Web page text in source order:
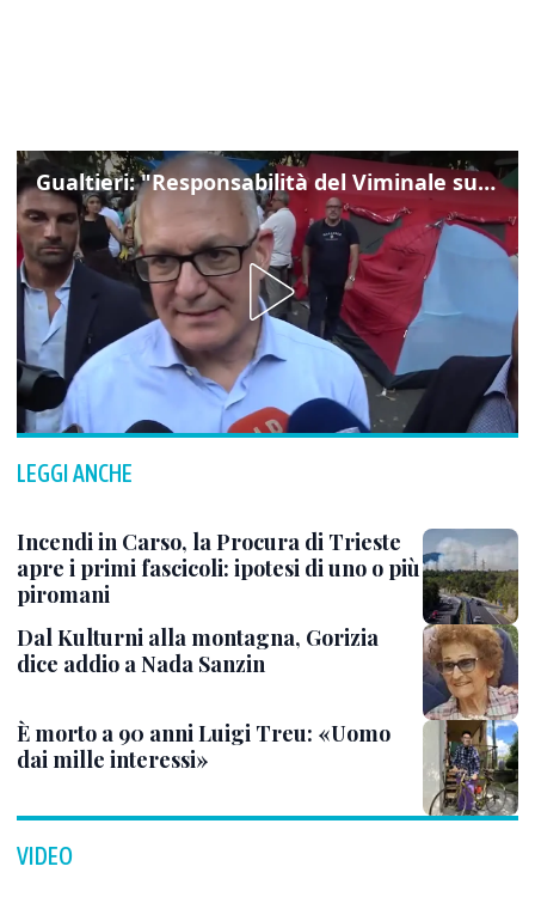
Gualtieri: "Responsabilità del Viminale su Spin Time? La posizione dei partiti è nota"
LEGGI ANCHE
Incendi in Carso, la Procura di Trieste
apre i primi fascicoli: ipotesi di uno o più
piromani
Dal Kulturni alla montagna, Gorizia
dice addio a Nada Sanzin
È morto a 90 anni Luigi Treu: «Uomo
dai mille interessi»
VIDEO